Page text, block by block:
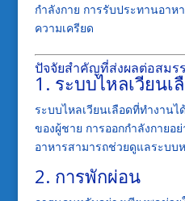
กำลังกาย การรับประทานอาห
ความเครียด
ปัจจัยสำคัญที่ส่งผลต่อสมร
1. ระบบไหลเวียนเ
ระบบไหลเวียนเลือดที่ทำงา
ของผู้ชาย การออกกำลังกายอ
อาหารสามารถช่วยดูแลระบบ
2. การพักผ่อน